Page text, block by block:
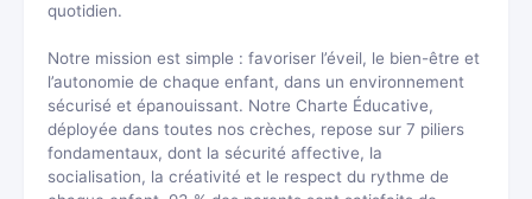
quotidien.
Notre mission est simple : favoriser l’éveil, le bien-être et
l’autonomie de chaque enfant, dans un environnement
sécurisé et épanouissant. Notre Charte Éducative,
déployée dans toutes nos crèches, repose sur 7 piliers
fondamentaux, dont la sécurité affective, la
socialisation, la créativité et le respect du rythme de